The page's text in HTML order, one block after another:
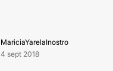
MariciaYarelaInostro
4 sept 2018